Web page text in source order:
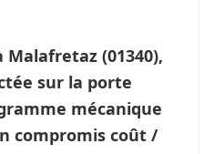
Malafretaz (01340),
sur la porte
mécanique
compromis coût /